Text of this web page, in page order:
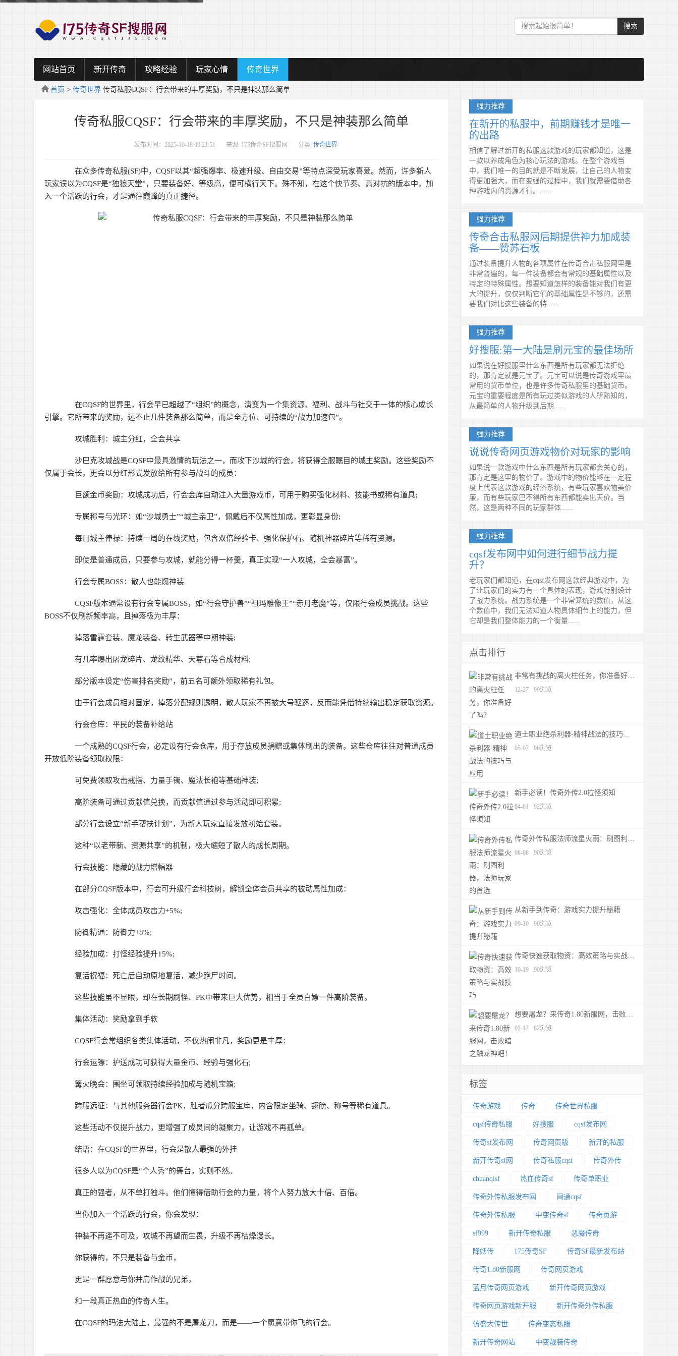
搜索
网站首页 新开传奇 攻略经验 玩家心情 传奇世界
首页 >传奇世界 传奇私服CQSF：行会带来的丰厚奖励，不只是神装那么简单
传奇私服CQSF：行会带来的丰厚奖励，不只是神装那么简单
发布时间：2025-10-18 09:21:51 来源: 175传奇SF搜服网 分类:传奇世界
在众多传奇私服(SF)中，CQSF以其“超强爆率、极速升级、自由交易”等特点深受玩家喜爱。然而，许多新人
玩家误以为CQSF是“独狼天堂”，只要装备好、等级高，便可横行天下。殊不知，在这个快节奏、高对抗的版本中，加
入一个活跃的行会，才是通往巅峰的真正捷径。
在CQSF的世界里，行会早已超越了“组织”的概念，演变为一个集资源、福利、战斗与社交于一体的核心成长
引擎。它所带来的奖励，远不止几件装备那么简单，而是全方位、可持续的“战力加速包”。
攻城胜利：城主分红，全会共享
沙巴克攻城战是CQSF中最具激情的玩法之一，而攻下沙城的行会，将获得全服瞩目的城主奖励。这些奖励不
仅属于会长，更会以分红形式发放给所有参与战斗的成员：
巨额金币奖励：攻城成功后，行会金库自动注入大量游戏币，可用于购买强化材料、技能书或稀有道具;
专属称号与光环：如“沙城勇士”“城主亲卫”，佩戴后不仅属性加成，更彰显身份;
每日城主俸禄：持续一周的在线奖励，包含双倍经验卡、强化保护石、随机神器碎片等稀有资源。
即使是普通成员，只要参与攻城，就能分得一杯羹，真正实现“一人攻城，全会暴富”。
行会专属BOSS：散人也能爆神装
CQSF版本通常设有行会专属BOSS，如“行会守护兽”“祖玛雕像王”“赤月老魔”等，仅限行会成员挑战。这些
BOSS不仅刷新频率高，且掉落极为丰厚：
掉落雷霆套装、魔龙装备、转生武器等中期神装;
有几率爆出屠龙碎片、龙纹精华、天尊石等合成材料;
部分版本设定“伤害排名奖励”，前五名可额外领取稀有礼包。
由于行会成员相对固定，掉落分配规则透明，散人玩家不再被大号驱逐，反而能凭借持续输出稳定获取资源。
行会仓库：平民的装备补给站
一个成熟的CQSF行会，必定设有行会仓库，用于存放成员捐赠或集体刷出的装备。这些仓库往往对普通成员
开放低阶装备领取权限：
可免费领取攻击戒指、力量手镯、魔法长袍等基础神装;
高阶装备可通过贡献值兑换，而贡献值通过参与活动即可积累;
部分行会设立“新手帮扶计划”，为新人玩家直接发放初始套装。
这种“以老带新、资源共享”的机制，极大缩短了散人的成长周期。
行会技能：隐藏的战力增幅器
在部分CQSF版本中，行会可升级行会科技树，解锁全体会员共享的被动属性加成：
攻击强化：全体成员攻击力+5%;
防御精通：防御力+8%;
经验加成：打怪经验提升15%;
复活祝福：死亡后自动原地复活，减少跑尸时间。
这些技能虽不显眼，却在长期刷怪、PK中带来巨大优势，相当于全员白嫖一件高阶装备。
集体活动：奖励拿到手软
CQSF行会常组织各类集体活动，不仅热闹非凡，奖励更是丰厚：
行会运镖：护送成功可获得大量金币、经验与强化石;
篝火晚会：围坐可领取持续经验加成与随机宝箱;
跨服远征：与其他服务器行会PK，胜者瓜分跨服宝库，内含限定坐骑、翅膀、称号等稀有道具。
这些活动不仅提升战力，更增强了成员间的凝聚力，让游戏不再孤单。
结语：在CQSF的世界里，行会是散人最强的外挂
很多人以为CQSF是“个人秀”的舞台，实则不然。
真正的强者，从不单打独斗。他们懂得借助行会的力量，将个人努力放大十倍、百倍。
当你加入一个活跃的行会，你会发现：
神装不再遥不可及，攻城不再望而生畏，升级不再枯燥漫长。
你获得的，不只是装备与金币，
更是一群愿意与你并肩作战的兄弟，
和一段真正热血的传奇人生。
在CQSF的玛法大陆上，最强的不是屠龙刀，而是——一个愿意带你飞的行会。
强力推荐
在新开的私服中，前期赚钱才是唯一
的出路
相信了解过新开的私服这款游戏的玩家都知道，这是
一款以养成角色为核心玩法的游戏。在整个游戏当
中，我们唯一的目的就是不断发展，让自己的人物变
得更加强大，而在变强的过程中，我们就需要借助各
种游戏内的资源才行。......
强力推荐
传奇合击私服网后期提供神力加成装
备——赞苏石板
通过装备提升人物的各项属性在传奇合击私服网里是
非常普遍的，每一件装备都会有常规的基础属性以及
特定的特殊属性。想要知道怎样的装备能对我们有更
大的提升，仅仅判断它们的基础属性是不够的，还需
要我们对比这些装备的特......
强力推荐
好搜服:第一大陆是刷元宝的最佳场所
如果说在好搜服里什么东西是所有玩家都无法拒绝
的，那肯定就是元宝了。元宝可以说是传奇游戏里最
常用的货币单位，也是许多传奇私服里的基础货币。
元宝的重要程度是所有玩过类似游戏的人所熟知的，
从最简单的人物升级到后期......
强力推荐
说说传奇网页游戏物价对玩家的影响
如果说一款游戏中什么东西是所有玩家都会关心的，
那肯定是这里的物价了。游戏中的物价能够在一定程
度上代表这款游戏的经济系统，有些玩家喜欢物美价
廉，而有些玩家巴不得所有东西都能卖出天价。当
然，这是两种不同的玩家群体......
强力推荐
cqsf发布网中如何进行细节战力提
升？
老玩家们都知道，在cqsf发布网这款经典游戏中，为
了让玩家们的实力有一个具体的表现，游戏特别设计
了战力系统。战力系统是一个非常笼统的数值，从这
个数值中，我们无法知道人物具体细节上的能力，但
它却是我们整体能力的一个衡量......
点击排行
非常有挑战的离火柱任务，你准备好了吗？
12-27 99浏览
道士职业绝杀利器-精神战法的技巧与应用
05-07 96浏览
新手必读！传奇外传2.0拉怪须知
04-01 92浏览
传奇外传私服法师流星火雨：刷图利器，法师玩家的首选
08-08 90浏览
从新手到传奇：游戏实力提升秘籍
09-10 90浏览
传奇快速获取物资：高效策略与实战技巧
10-19 90浏览
想要屠龙？来传奇1.80新服网，击败暗之触龙神吧！
02-17 82浏览
标签
传奇游戏 传奇 传奇世界私服
cqsf传奇私服 好搜服 cqsf发布网
传奇sf发布网 传奇网页版 新开的私服
新开传奇sf网 传奇私服cqsf 传奇外传
chuanqisf 热血传奇sf 传奇单职业
传奇外传私服发布网 网通cqsf
传奇外传私服 中变传奇sf 传奇页游
sf999 新开传奇私服 恶魔传奇
降妖传 175传奇SF 传奇SF最新发布站
传奇1.80新服网 传奇网页游戏
蓝月传奇网页游戏 新开传奇网页游戏
传奇网页游戏新开服 新开传奇外传私服
仿盛大传世 传奇变态私服
新开传奇网站 中变靓装传奇